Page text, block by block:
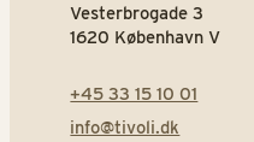
Vesterbrogade 3
1620 København V
+45 33 15 10 01
info@tivoli.dk